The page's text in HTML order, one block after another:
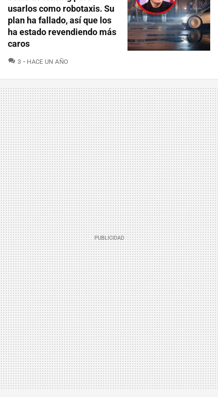
usarlos como robotaxis. Su
plan ha fallado, así que los
ha estado revendiendo más
caros
3 COMENTARIOS
HACE UN AÑO